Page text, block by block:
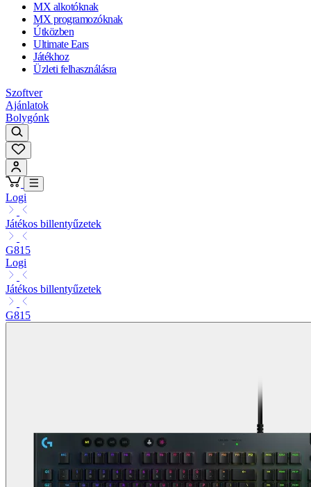
MX alkotóknak
MX programozóknak
Útközben
Ultimate Ears
Játékhoz
Üzleti felhasználásra
Szoftver
Ajánlatok
Bolygónk
Logi
Játékos billentyűzetek
G815
Logi
Játékos billentyűzetek
G815